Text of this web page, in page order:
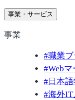
事業・サービス
事業
#職業
#Web
# 日本
#海外IT